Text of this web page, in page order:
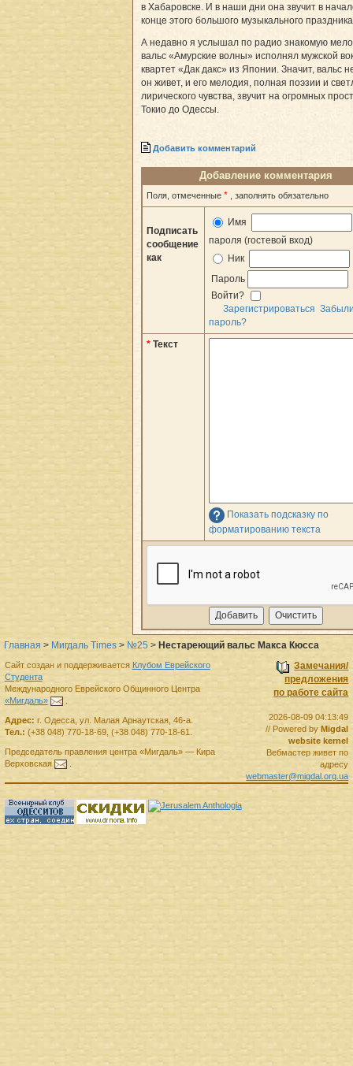
в Хабаровске. И в наши дни она звучит в
конце этого большого музыкального
А недавно я услышал по радио знакомую
вальс «Амурские волны» исполнял мужской
квартет «Дак дакс» из Японии. Значит, вальс
он живет, и его мелодия, полная поэзии и
лирического чувства, звучит на огромных
Токио до Одессы.
Добавить комментарий
Добавление комментария
Поля, отмеченные * , заполнять обязательно
Подписать
сообщение
как
Имя
пароля (гостевой вход)
Ник
Пароль
Войти?
Зарегистрироваться
пароль?
* Текст
Показать подсказку по
форматированию текста
Главная > Мигдаль Times > №25 > Нестареющий вальс Макса Кюсса
Замечания/
предложения
по работе сайта
2026-08-09 04:13:49
// Powered by Migdal
website kernel
Вебмастер живет по
адресу
webmaster@migdal.org.ua
Сайт создан и поддерживается Клубом Еврейского
Студента
Международного Еврейского Общинного Центра
«Мигдаль»
.
Адрес: г. Одесса, ул. Малая Арнаутская, 46-а.
Тел.: (+38 048) 770-18-69, (+38 048) 770-18-61.
Председатель правленияцентра «Мигдаль»— Кира
Верховская
.